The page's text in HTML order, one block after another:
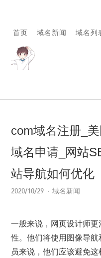
首页 域名新闻 域名列
com域名注册_
域名申请_网站
站导航如何优化
2020/10/29 域名新闻
一般来说，网页设计师
性。他们将使用图像导
员来说，他们应该避免